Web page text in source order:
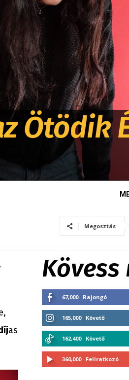
Ötödik
Megosztás
as
67,000 Rajongó
165,000 Követő
162,400 Követő
360,000 Feliratkozó